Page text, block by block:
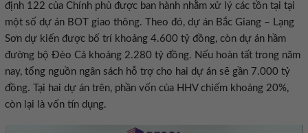
định 122 của Chính phủ được ban hành nhằm xử lý các tồn tại tại
một số dự án BOT giao thông. Theo đó, dự án Bắc Giang – Lạng
Sơn dự kiến được bố trí khoảng 4.600 tỷ đồng, còn dự án hầm
đường bộ Đèo Cả khoảng 2.280 tỷ đồng. Nếu hoàn tất trong năm
nay, tổng nguồn ngân sách hỗ trợ cho hai dự án sẽ gần 7.000 tỷ
đồng. Tại hai dự án trên, phần vốn của HHV chiếm khoảng 20%,
còn lại là vốn tín dụng.